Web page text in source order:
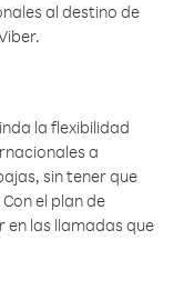
al destino de
la flexibilidad
a
sin tener que
el plan de
en las llamadas que